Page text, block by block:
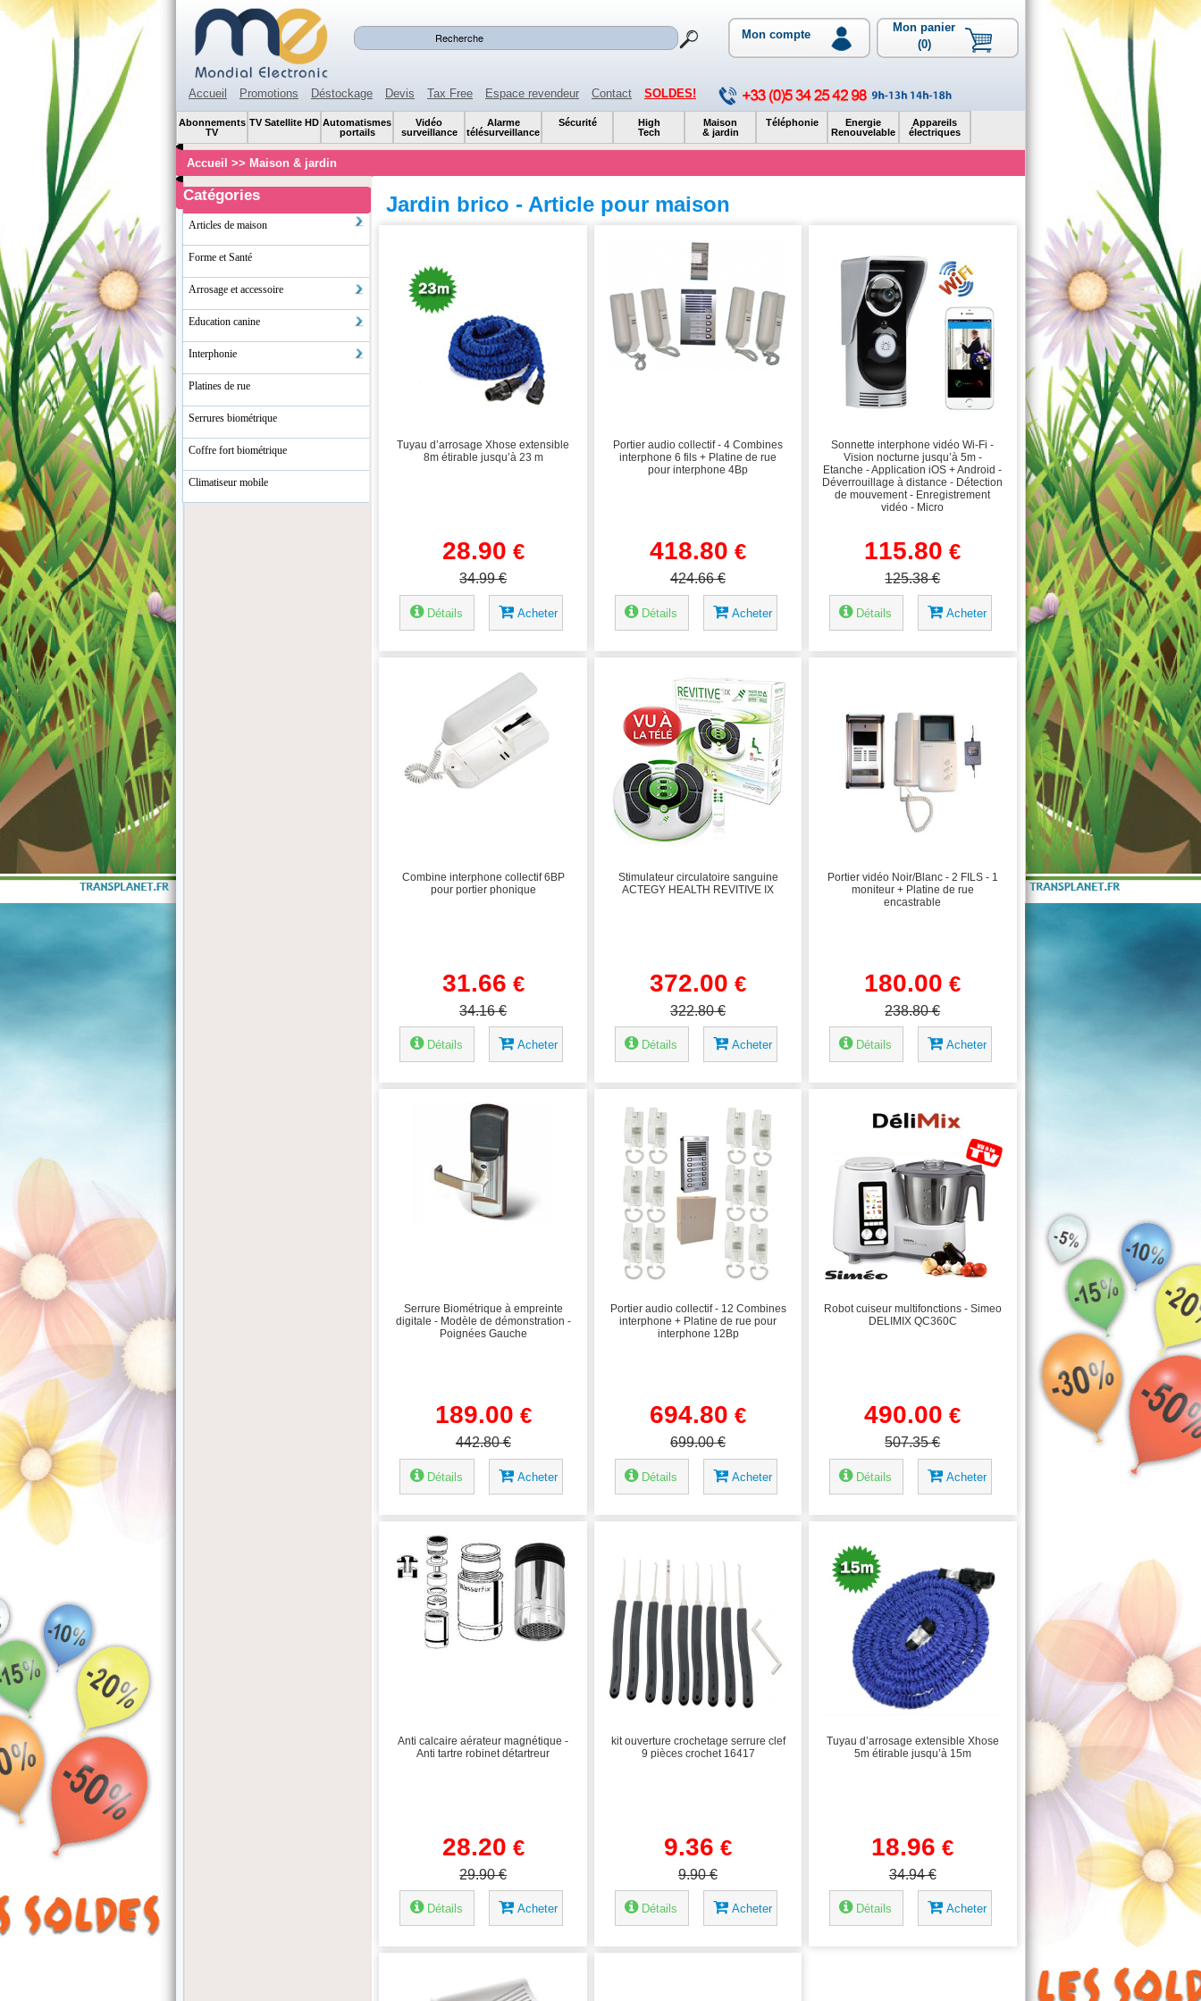
Mon compte
Mon panier
(0)
Accueil Promotions Déstockage Devis Tax Free Espace revendeur Contact SOLDES!
Abonnements
TV
TV Satellite HD Automatismes
portails
Vidéo
surveillance
Alarme
télésurveillance
Sécurité
High
Tech
Maison
& jardin
Téléphonie
Energie
Renouvelable
Appareils
électriques
Accueil >> Maison & jardin
Catégories
Articles de maison
Forme et Santé
Arrosage et accessoire
Education canine
Interphonie
Platines de rue
Serrures biométrique
Coffre fort biométrique
Climatiseur mobile
Jardin brico - Article pour maison
Tuyau d’arrosage Xhose extensible
8m étirable jusqu’à 23 m
28.90 €
34.99 €
Détails Acheter
Portier audio collectif - 4 Combines
interphone 6 fils + Platine de rue
pour interphone 4Bp
418.80 €
424.66 €
Détails Acheter
Sonnette interphone vidéo Wi-Fi -
Vision nocturne jusqu’à 5m -
Etanche - Application iOS + Android -
Déverrouillage à distance - Détection
de mouvement - Enregistrement
vidéo - Micro
115.80 €
125.38 €
Détails Acheter
Combine interphone collectif 6BP
pour portier phonique
31.66 €
34.16 €
Détails Acheter
Stimulateur circulatoire sanguine
ACTEGY HEALTH REVITIVE IX
372.00 €
322.80 €
Détails Acheter
Portier vidéo Noir/Blanc - 2 FILS - 1
moniteur + Platine de rue
encastrable
180.00 €
238.80 €
Détails Acheter
Serrure Biométrique à empreinte
digitale - Modèle de démonstration -
Poignées Gauche
189.00 €
442.80 €
Détails Acheter
Portier audio collectif - 12 Combines
interphone + Platine de rue pour
interphone 12Bp
694.80 €
699.00 €
Détails Acheter
Robot cuiseur multifonctions - Simeo
DELIMIX QC360C
490.00 €
507.35 €
Détails Acheter
Anti calcaire aérateur magnétique -
Anti tartre robinet détartreur
28.20 €
29.90 €
Détails Acheter
kit ouverture crochetage serrure clef
9 pièces crochet 16417
9.36 €
9.90 €
Détails Acheter
Tuyau d’arrosage extensible Xhose
5m étirable jusqu’à 15m
18.96 €
34.94 €
Détails Acheter